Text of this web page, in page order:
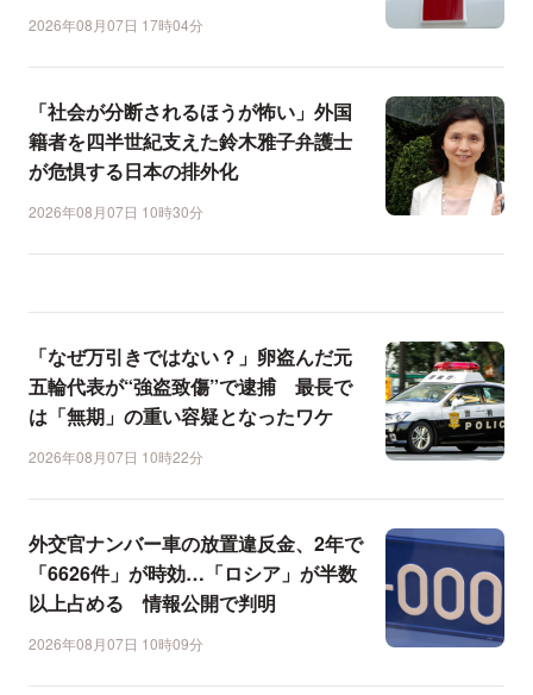
2026年08月07日 17時04分
「社会が分断されるほうが怖い」外国
籍者を四半世紀支えた鈴木雅子弁護士
が危惧する日本の排外化
2026年08月07日 10時30分
「なぜ万引きではない？」卵盗んだ元
五輪代表が“強盗致傷”で逮捕 最長で
は「無期」の重い容疑となったワケ
2026年08月07日 10時22分
外交官ナンバー車の放置違反金、2年で
「6626件」が時効…「ロシア」が半数
以上占める 情報公開で判明
2026年08月07日 10時09分